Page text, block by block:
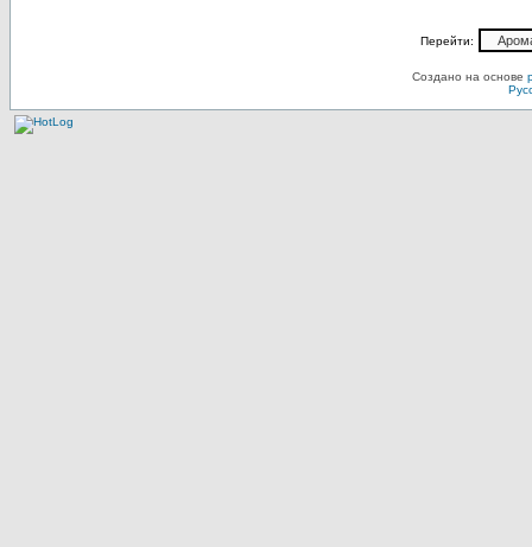
Перейти:
Создано на основе